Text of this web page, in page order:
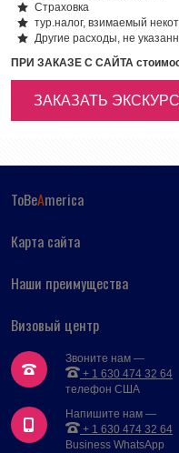
Страховка
тур.налог, взимаемый
Другие расходы, не
ПРИ ЗАКАЗЕ С САЙТА
ЗАКАЗАТЬ
ToBeAmerica
Карта сайта
Наши преимущества
Визовый центр
Звоните нам —
+ 1 630 474 32 64
телефон США
Напишите нам —
+ 1 630 474 32 64
Business WhatsApp